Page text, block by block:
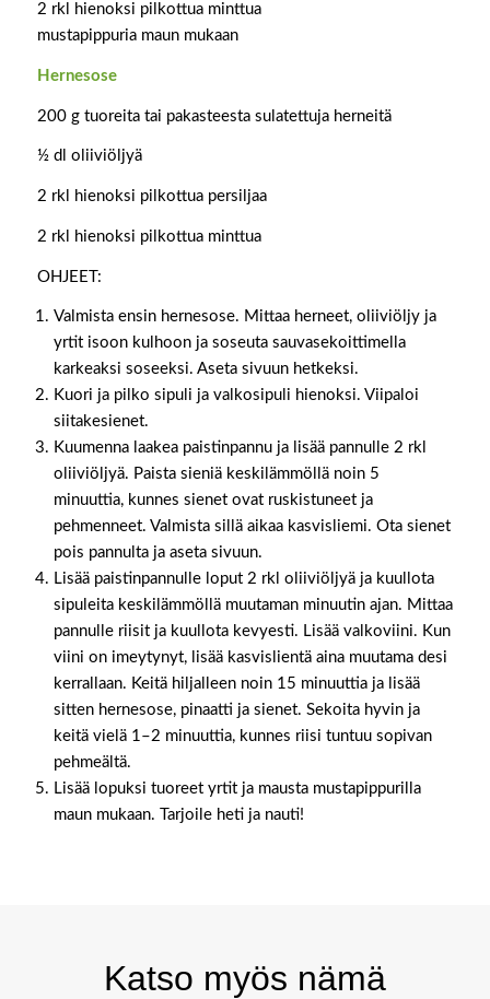
2 rkl hienoksi pilkottua minttua
mustapippuria maun mukaan
Hernesose
200 g tuoreita tai pakasteesta sulatettuja herneitä
½ dl oliiviöljyä
2 rkl hienoksi pilkottua persiljaa
2 rkl hienoksi pilkottua minttua
OHJEET:
Valmista ensin hernesose. Mittaa herneet, oliiviöljy ja
yrtit isoon kulhoon ja soseuta sauvasekoittimella
karkeaksi soseeksi. Aseta sivuun hetkeksi.
Kuori ja pilko sipuli ja valkosipuli hienoksi. Viipaloi
siitakesienet.
Kuumenna laakea paistinpannu ja lisää pannulle 2 rkl
oliiviöljyä. Paista sieniä keskilämmöllä noin 5
minuuttia, kunnes sienet ovat ruskistuneet ja
pehmenneet. Valmista sillä aikaa kasvisliemi. Ota sienet
pois pannulta ja aseta sivuun.
Lisää paistinpannulle loput 2 rkl oliiviöljyä ja kuullota
sipuleita keskilämmöllä muutaman minuutin ajan. Mittaa
pannulle riisit ja kuullota kevyesti. Lisää valkoviini. Kun
viini on imeytynyt, lisää kasvislientä aina muutama desi
kerrallaan. Keitä hiljalleen noin 15 minuuttia ja lisää
sitten hernesose, pinaatti ja sienet. Sekoita hyvin ja
keitä vielä 1–2 minuuttia, kunnes riisi tuntuu sopivan
pehmeältä.
Lisää lopuksi tuoreet yrtit ja mausta mustapippurilla
maun mukaan. Tarjoile heti ja nauti!
Katso myös nämä